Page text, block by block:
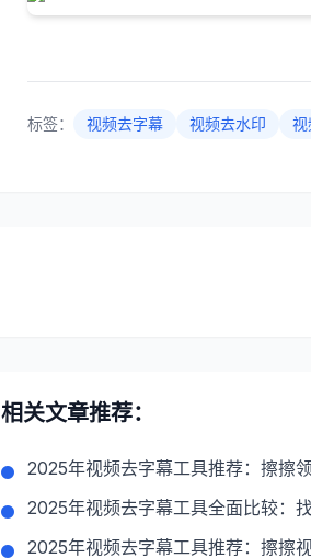
标签： 视频去字幕 视频去水印 视
相关文章推荐：
2025年视频去字幕工具推荐：擦擦
2025年视频去字幕工具全面比较：
2025年视频去字幕工具推荐：擦擦